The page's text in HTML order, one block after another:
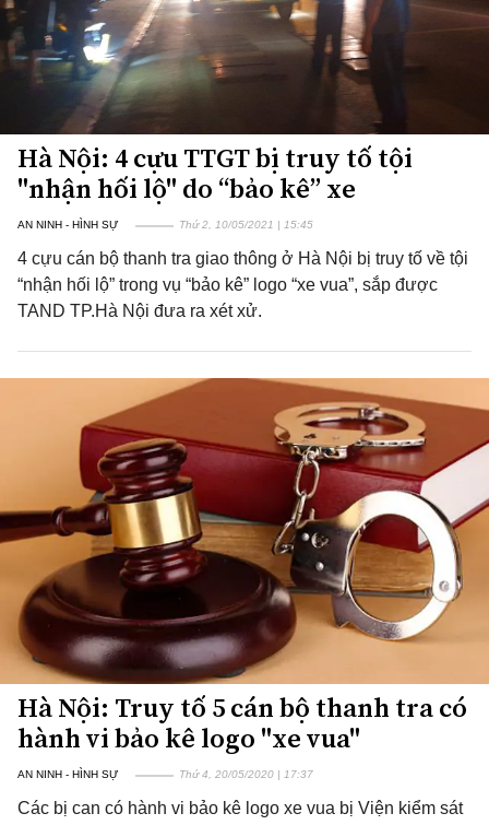
Hà Nội: 4 cựu TTGT bị truy tố tội
"nhận hối lộ" do “bảo kê” xe
AN NINH - HÌNH SỰ Thứ 2, 10/05/2021 | 15:45
4 cựu cán bộ thanh tra giao thông ở Hà Nội bị truy tố về tội
“nhận hối lộ” trong vụ “bảo kê” logo “xe vua”, sắp được
TAND TP.Hà Nội đưa ra xét xử.
Hà Nội: Truy tố 5 cán bộ thanh tra có
hành vi bảo kê logo "xe vua"
AN NINH - HÌNH SỰ Thứ 4, 20/05/2020 | 17:37
Các bị can có hành vi bảo kê logo xe vua bị Viện kiểm sát